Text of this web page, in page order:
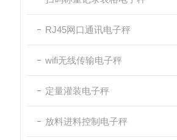
RJ45网口通讯电子秤
wifi无线传输电子秤
定量灌装电子秤
放料进料控制电子秤